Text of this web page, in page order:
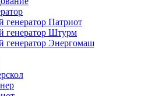
генератор Патриот
генератор Штурм
генератор Энергомаш